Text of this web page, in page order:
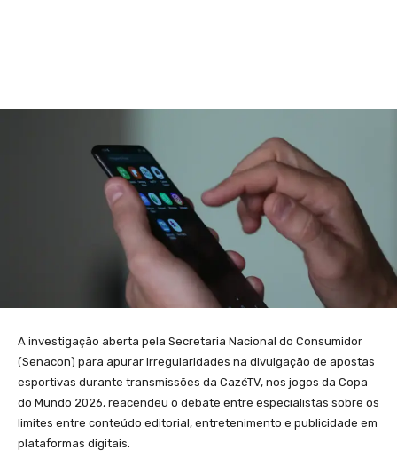
A investigação aberta pela Secretaria Nacional do Consumidor
(Senacon) para apurar irregularidades na divulgação de apostas
esportivas durante transmissões da CazéTV, nos jogos da Copa
do Mundo 2026, reacendeu o debate entre especialistas sobre os
limites entre conteúdo editorial, entretenimento e publicidade em
plataformas digitais.